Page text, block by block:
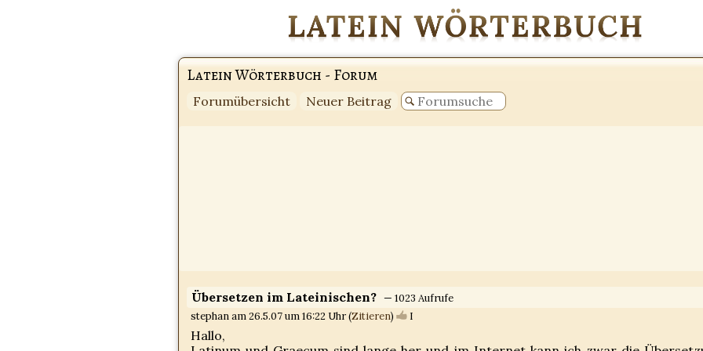
Latein Wörterbuch - Forum
Forumübersicht Neuer Beitrag
Übersetzen im Lateinischen? — 1023 Aufrufe
stephan am 26.5.07 um 16:22 Uhr (Zitieren) I
Hallo,